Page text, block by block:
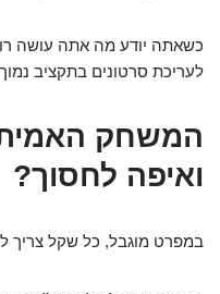
כשאתה יודע מה אתה עושה
לעריכת סרטונים בתקציב
המשחק
ואיפה לחסוך?
במפרט מוגבל, כל שקל צריך